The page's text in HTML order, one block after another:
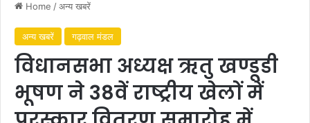
Home /अन्य खबरें
अन्य खबरें गढ़वाल मंडल
विधानसभा अध्यक्ष ऋतु खण्डूडी
भूषण ने 38वें राष्ट्रीय खेलों में